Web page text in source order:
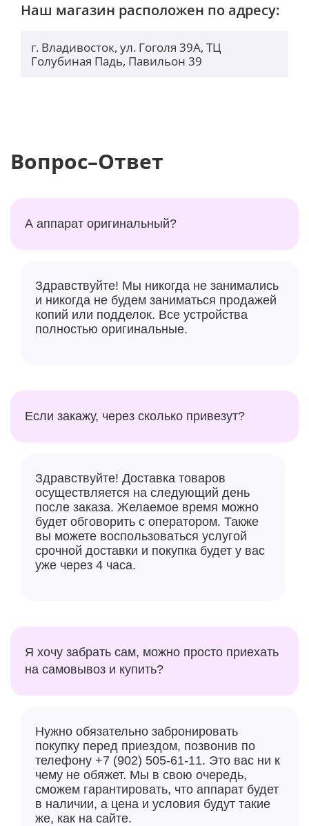
Наш магазин расположен по адресу:
г. Владивосток, ул. Гоголя 39А, ТЦ
Голубиная Падь, Павильон 39
Вопрос–Ответ
А аппарат оригинальный?
Здравствуйте! Мы никогда не занимались
и никогда не будем заниматься продажей
копий или подделок. Все устройства
полностью оригинальные.
Если закажу, через сколько привезут?
Здравствуйте! Доставка товаров
осуществляется на следующий день
после заказа. Желаемое время можно
будет обговорить с оператором. Также
вы можете воспользоваться услугой
срочной доставки и покупка будет у вас
уже через 4 часа.
Я хочу забрать сам, можно просто приехать
на самовывоз и купить?
Нужно обязательно забронировать
покупку перед приездом, позвонив по
телефону +7 (902) 505-61-11. Это вас ни к
чему не обяжет. Мы в свою очередь,
сможем гарантировать, что аппарат будет
в наличии, а цена и условия будут такие
же, как на сайте.